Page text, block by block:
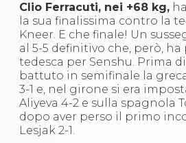
Clio Ferracuti, nei +68 kg,
la sua finalissima contro la
Kneer. E che finale! Un
al 5-5 definitivo che, però,
tedesca per Senshu. Prima
battuto in semifinale la
3-1 e, nel girone si era
Aliyeva 4-2 e sulla spagnola
dopo aver perso il primo
Lesjak 2-1.